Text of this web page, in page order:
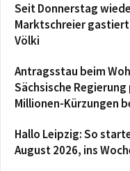
Seit Donnerstag
Marktschreier
Völki
Antragsstau beim
Sächsische
Millionen-Kürzungen
Hallo Leipzig: So
August 2026, ins